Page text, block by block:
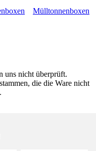
Mülltonnenboxen
uns nicht überprüft.
die die Ware nicht